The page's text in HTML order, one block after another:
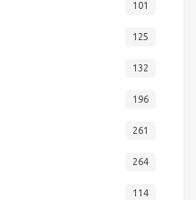
101
125
132
196
261
264
114